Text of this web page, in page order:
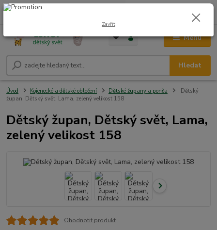
Menu
Hledat
+420 604 278 943 0,00 Kč
Úvod Kojenecké a dětské oblečení Dětské župany a ponča
Dětský
župan, Dětský svět, Lama, zelený velikost 158
Dětský župan, Dětský svět, Lama,
zelený velikost 158
Ohodnotit produkt
Zavřít